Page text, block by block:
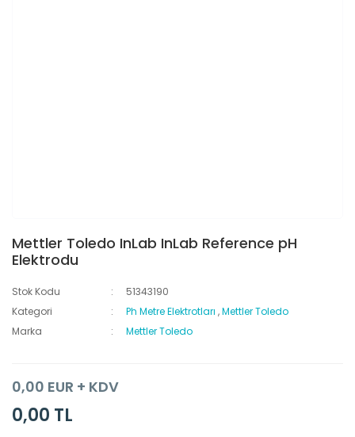
Mettler Toledo InLab InLab Reference pH
Elektrodu
Stok Kodu
51343190
Kategori
Ph Metre Elektrotları ,Mettler Toledo
Marka
Mettler Toledo
0,00 EUR + KDV
0,00 TL